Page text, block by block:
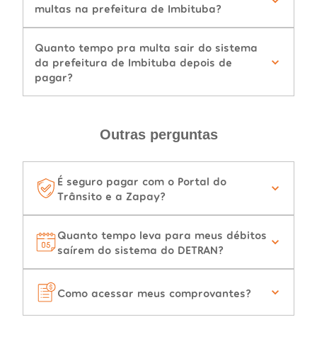
multas na prefeitura de Imbituba?
Quanto tempo pra multa sair do sistema
da prefeitura de Imbituba depois de
pagar?
Outras perguntas
É seguro pagar com o Portal do
Trânsito e a Zapay?
Quanto tempo leva para meus débitos
saírem do sistema do DETRAN?
Como acessar meus comprovantes?